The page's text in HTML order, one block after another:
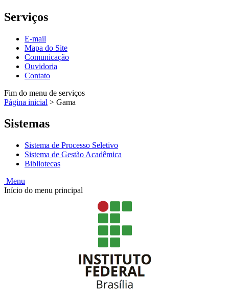
Serviços
E-mail
Mapa do Site
Comunicação
Ouvidoria
Contato
Fim do menu de serviços
Página inicial > Gama
Sistemas
Sistema de Processo Seletivo
Sistema de Gestão Acadêmica
Bibliotecas
Menu
Início do menu principal